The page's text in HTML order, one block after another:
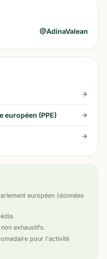
@AdinaValean
européen (PPE)
européen (données
exhaustifs.
pour l'activité